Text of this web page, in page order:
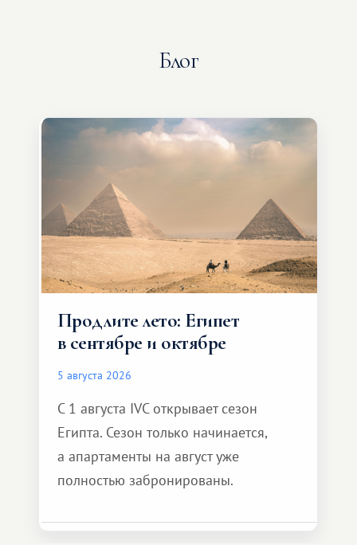
Блог
Продлите лето: Египет
в сентябре и октябре
5 августа 2026
С 1 августа IVC открывает сезон
Египта. Сезон только начинается,
а апартаменты на август уже
полностью забронированы.